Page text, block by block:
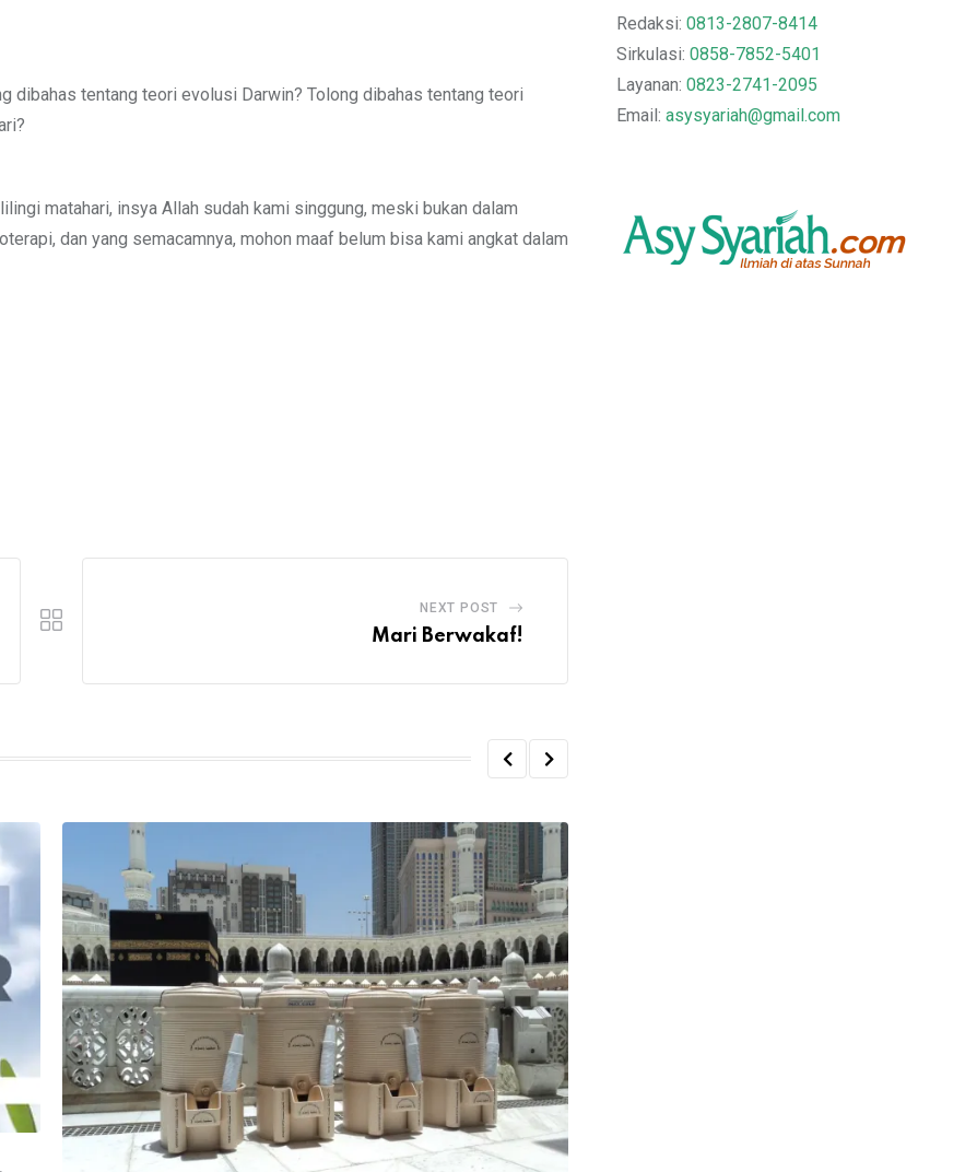
dibahas tentang teori evolusi Darwin? Tolong dibahas tentang teori
matahari, insya Allah sudah kami singgung, meski bukan dalam
dan yang semacamnya, mohon maaf belum bisa kami angkat dalam
NEXT POST
Mari Berwakaf!
Redaksi: 0813-2807-8414
Sirkulasi: 0858-7852-5401
Layanan: 0823-2741-2095
Email: asysyariah@gmail.com